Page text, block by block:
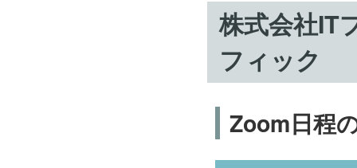
株式会社IT
フィック
Zoom日程